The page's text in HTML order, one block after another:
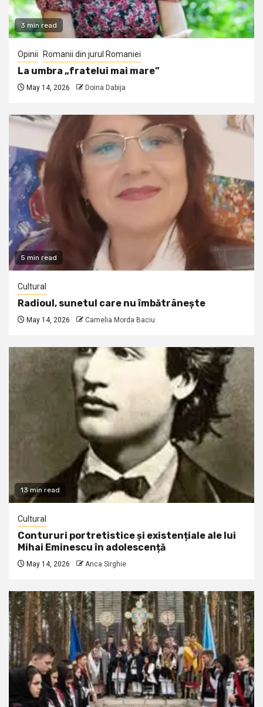
3 min read
Opinii Romanii din jurul Romaniei
La umbra „fratelui mai mare”
May 14, 2026 Doina Dabija
5 min read
Cultural
Radioul, sunetul care nu îmbătrânește
May 14, 2026 Camelia Morda Baciu
13 min read
Cultural
Contururi portretistice și existențiale ale lui
Mihai Eminescu în adolescență
May 14, 2026 Anca Sirghie